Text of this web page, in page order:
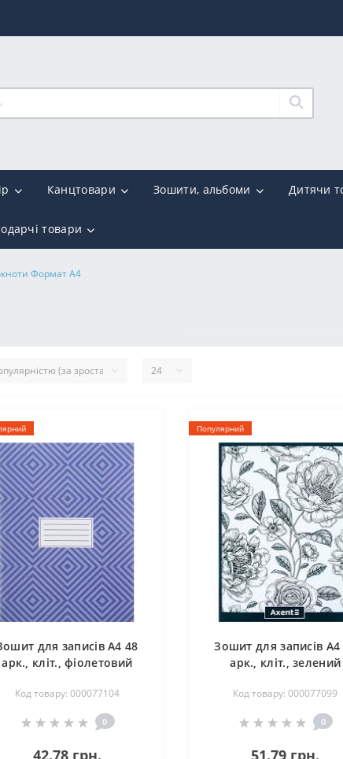
Канцтовари Зошити, альбоми Дитячи
товари
Формат А4
для записів А4 48
арк., кліт., фіолетовий
Код товару: 000077104
0
42.78 грн.
Популярний
Зошит для записів А4
арк., кліт., зелений
Код товару: 000077099
0
51.79 грн.